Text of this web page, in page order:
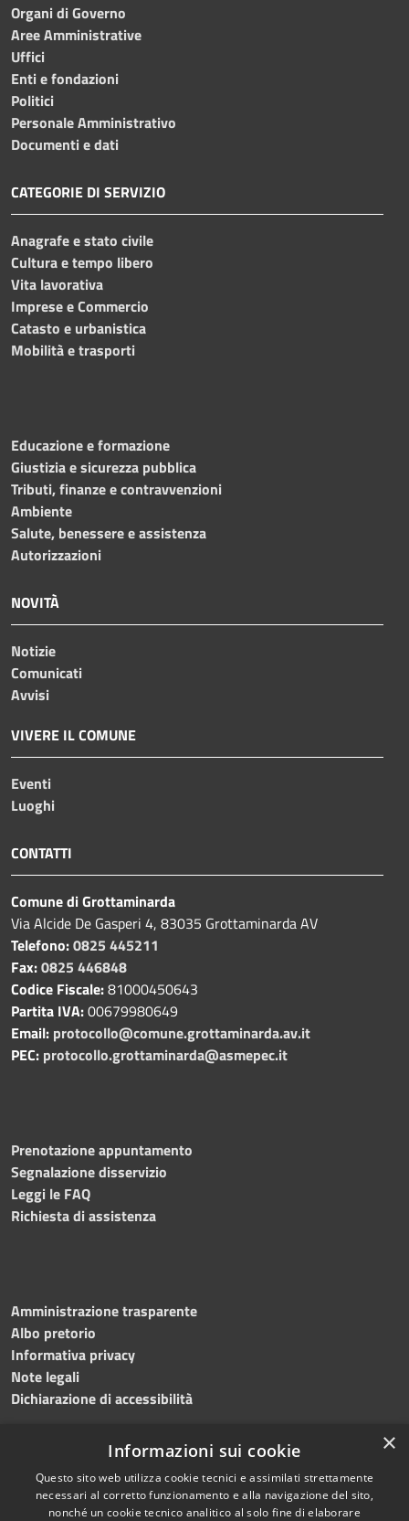
Organi di Governo
Aree Amministrative
Uffici
Enti e fondazioni
Politici
Personale Amministrativo
Documenti e dati
CATEGORIE DI SERVIZIO
Anagrafe e stato civile
Cultura e tempo libero
Vita lavorativa
Imprese e Commercio
Catasto e urbanistica
Mobilità e trasporti
Educazione e formazione
Giustizia e sicurezza pubblica
Tributi, finanze e contravvenzioni
Ambiente
Salute, benessere e assistenza
Autorizzazioni
NOVITÀ
Notizie
Comunicati
Avvisi
VIVERE IL COMUNE
Eventi
Luoghi
CONTATTI
Comune di Grottaminarda
Via Alcide De Gasperi 4, 83035 Grottaminarda AV
Telefono:0825 445211
Fax:0825 446848
Codice Fiscale:81000450643
Partita IVA:00679980649
Email: protocollo@comune.grottaminarda.av.it
PEC: protocollo.grottaminarda@asmepec.it
Prenotazione appuntamento
Segnalazione disservizio
Leggi le FAQ
Richiesta di assistenza
Amministrazione trasparente
Albo pretorio
Informativa privacy
Note legali
Dichiarazione di accessibilità
RSS
Accessibilità
Copyright © 2024 •
Comune diGrottaminarda
×
Informazioni sui cookie
Questo sito web utilizza cookie tecnici e assimilati strettamente
necessari al corretto funzionamento e alla navigazione del sito,
nonché un cookie tecnico analitico al solo fine di elaborare